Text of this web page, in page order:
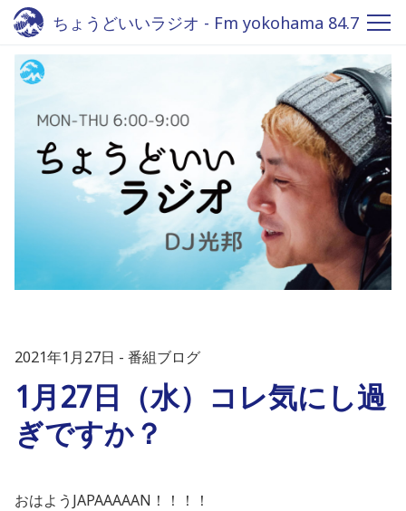
ちょうどいいラジオ - Fm yokohama 84.7
2021年1月27日 番組ブログ
1月27日（水）コレ気にし過
ぎですか？
おはようJAPAAAAAN！！！！